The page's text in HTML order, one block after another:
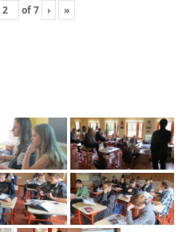
of7 › »